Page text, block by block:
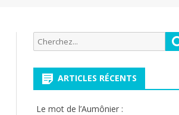
Recherche
pour:
ARTICLES RÉCENTS
Le mot de l’Aumônier :